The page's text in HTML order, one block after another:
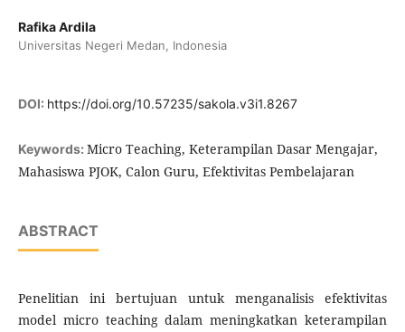
Rafika Ardila
Universitas Negeri Medan, Indonesia
DOI: https://doi.org/10.57235/sakola.v3i1.8267
Keywords: Micro Teaching, Keterampilan Dasar Mengajar,
Mahasiswa PJOK, Calon Guru, Efektivitas Pembelajaran
ABSTRACT
Penelitian ini bertujuan untuk menganalisis efektivitas
model micro teaching dalam meningkatkan keterampilan